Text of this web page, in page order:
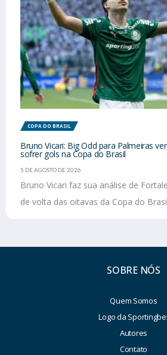
COPA DO BRASIL
Bruno Vicari: Big Odd para Palmeiras
sofrer gols na Copa do Brasil
5 DE AGOSTO DE 2026
Bruno Vicari faz sua análise de
de volta das oitavas da Copa do
SOBRE NÓS
Quem Somos
Logo da
Autores
Contato